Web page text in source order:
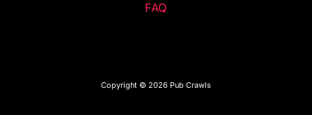
FAQ
Copyright © 2026 Pub Crawls